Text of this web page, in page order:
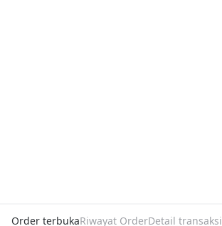
Order terbukaRiwayat OrderDetail transaksi